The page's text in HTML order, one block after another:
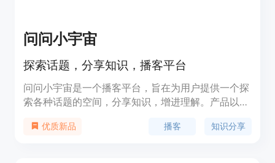
问问小宇宙
探索话题，分享知识，播客平台
问问小宇宙是一个播客平台，旨在为用户提供一个探
索各种话题的空间，分享知识，增进理解。产品以轻
史、理财、体育等多元化内容。
优质新品 播客 知识分享